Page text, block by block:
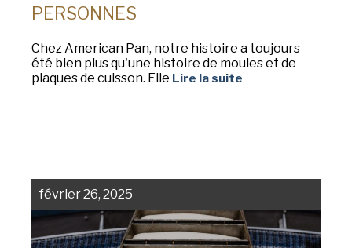
PERSONNES
Chez American Pan, notre histoire a toujours
été bien plus qu'une histoire de moules et de
plaques de cuisson. Elle Lire la suite
février 26, 2025